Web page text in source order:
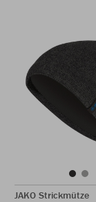
JAKO Strickmütze